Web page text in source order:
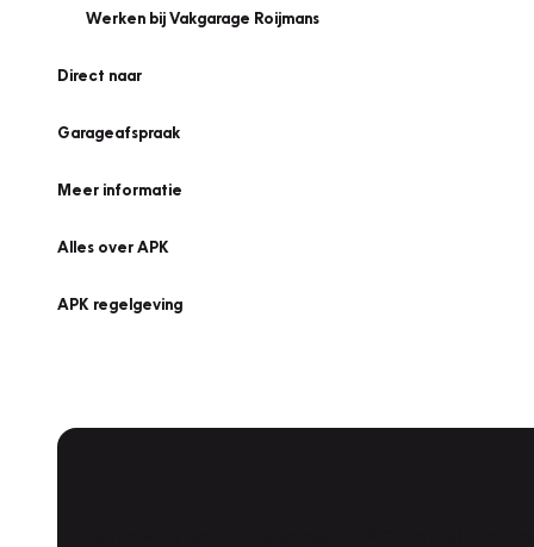
Werken bij Vakgarage Roijmans
Direct naar
Garageafspraak
Meer informatie
Alles over APK
APK regelgeving